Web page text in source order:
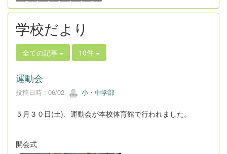
学校だより
全ての記事 10件
運動会
投稿日時 : 06/02 小・中学部
５月３０日(土)、運動会が本校体育館で行われました。
開会式